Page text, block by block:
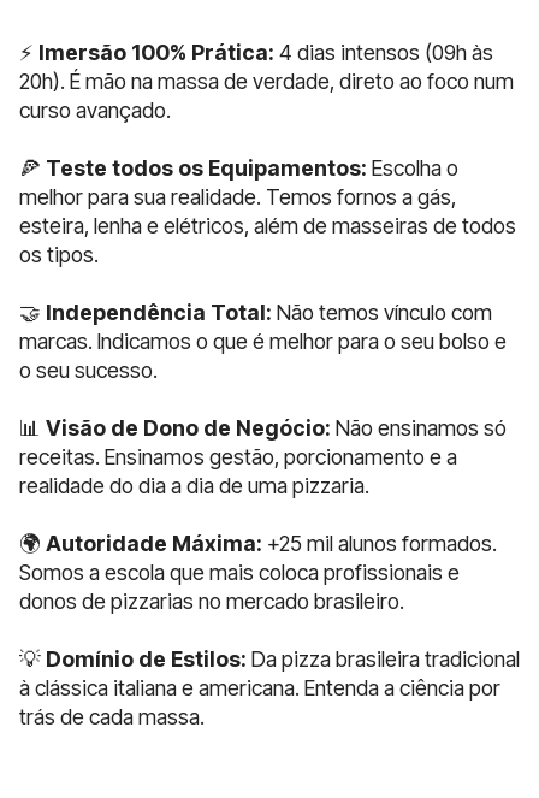
⚡ Imersão 100% Prática: 4 dias intensos (09h às
20h). É mão na massa de verdade, direto ao foco num
curso avançado.
🍕 Teste todos os Equipamentos: Escolha o
melhor para sua realidade. Temos fornos a gás,
esteira, lenha e elétricos, além de masseiras de todos
os tipos.
🤝 Independência Total: Não temos vínculo com
marcas. Indicamos o que é melhor para o seu bolso e
o seu sucesso.
📊 Visão de Dono de Negócio: Não ensinamos só
receitas. Ensinamos gestão, porcionamento e a
realidade do dia a dia de uma pizzaria.
🌍 Autoridade Máxima: +25 mil alunos formados.
Somos a escola que mais coloca profissionais e
donos de pizzarias no mercado brasileiro.
💡 Domínio de Estilos: Da pizza brasileira tradicional
à clássica italiana e americana. Entenda a ciência por
trás de cada massa.